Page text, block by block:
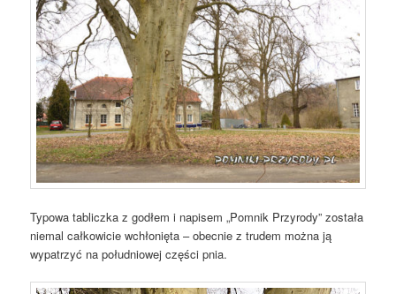
Typowa tabliczka z godłem i napisem „Pomnik Przyrody” została
niemal całkowicie wchłonięta – obecnie z trudem można ją
wypatrzyć na południowej części pnia.